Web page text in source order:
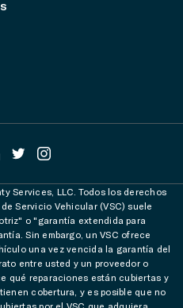
Services, LLC. Todos los derechos
Servicio Vehicular (VSC) suele
o "garantía extendida para
Sin embargo, un VSC ofrece
una vez vencida la garantía del
entre usted y un proveedor o
qué reparaciones están cubiertas y
cobertura, y es posible que no